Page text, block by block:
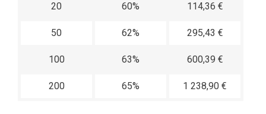
20 60% 114,36 €
50 62% 295,43 €
100 63% 600,39 €
200 65% 1 238,90 €